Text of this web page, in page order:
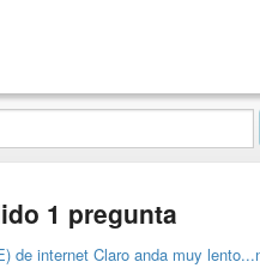
1 pregunta
de internet Claro anda muy